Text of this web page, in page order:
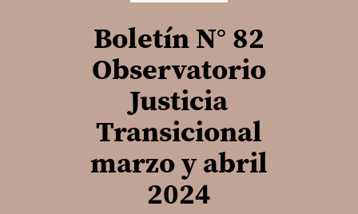
Boletín N° 82
Observatorio
Justicia
Transicional
marzo y abril
2024